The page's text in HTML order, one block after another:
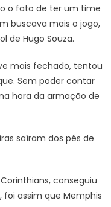
o fato de ter um time
buscava mais o jogo,
de Hugo Souza.
mais fechado, tentou
Sem poder contar
hora da armação de
saíram dos pés de
conseguiu
assim que Memphis